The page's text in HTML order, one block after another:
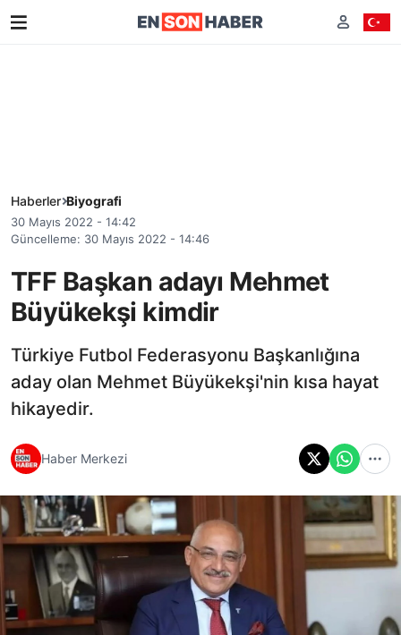
Haberler Biyografi
30 Mayıs 2022 - 14:42
Güncelleme: 30 Mayıs 2022 - 14:46
TFF Başkan adayı Mehmet
Büyükekşi kimdir
Türkiye Futbol Federasyonu Başkanlığına
aday olan Mehmet Büyükekşi'nin kısa hayat
hikayedir.
Haber Merkezi